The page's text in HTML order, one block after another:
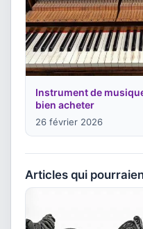
Instrument de
bien acheter
26 février 2026
Articles qui